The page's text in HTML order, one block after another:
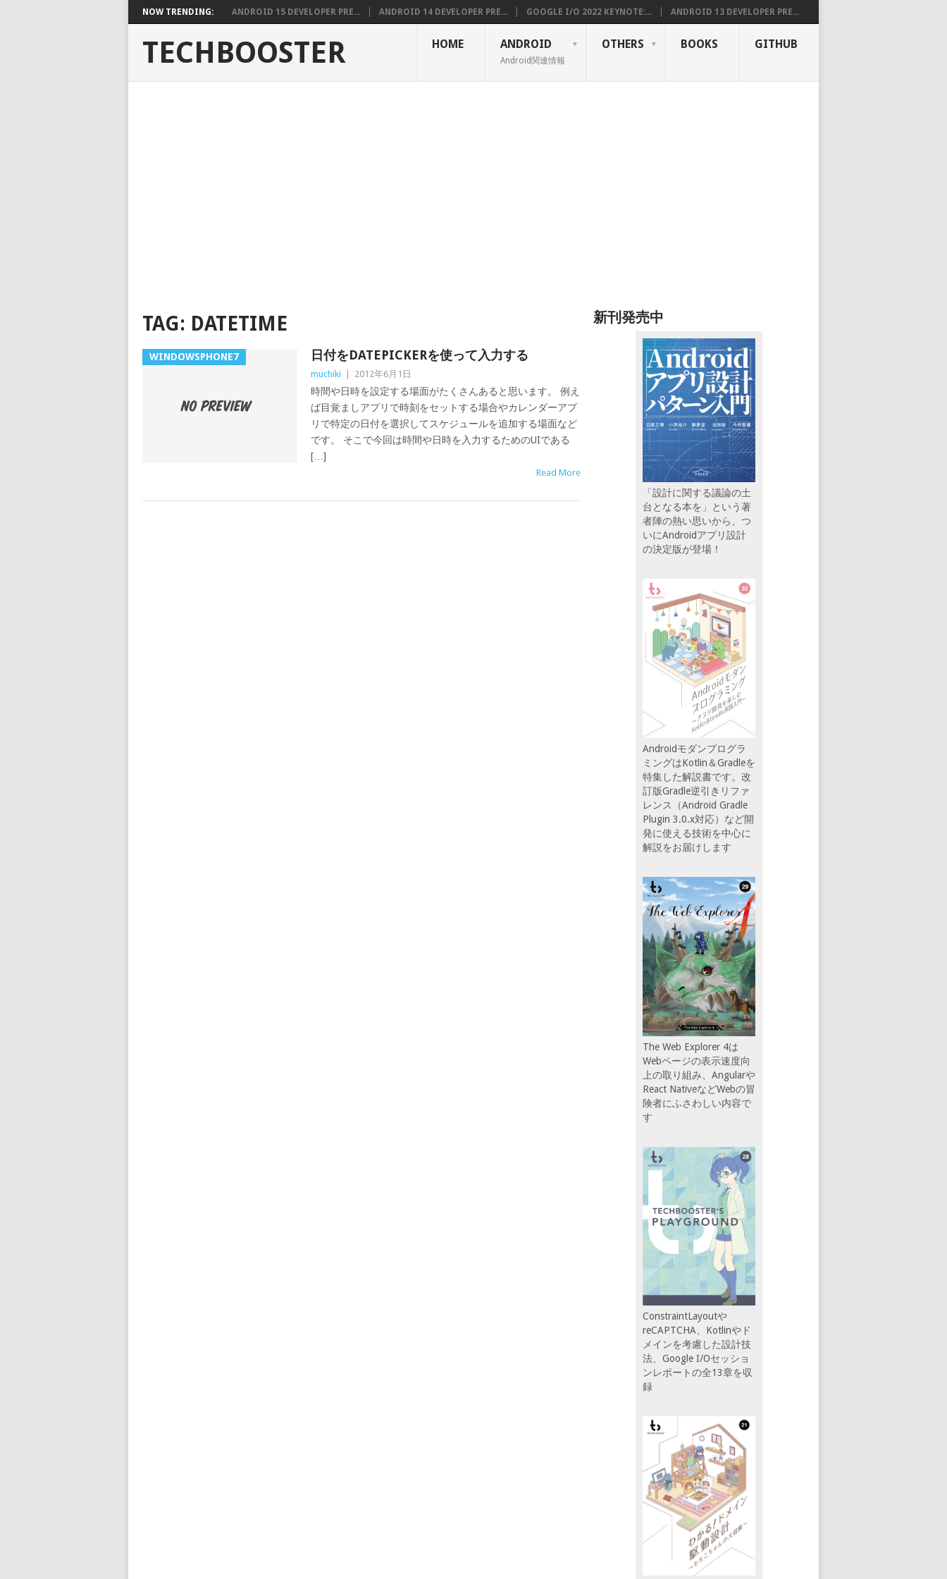
NOW TRENDING: ANDROID 15 DEVELOPER PRE... ANDROID 14 DEVELOPER PRE... GOOGLE I/O 2022 KEYNOTE:... ANDROID 13 DEVELOPER PRE...
TECHBOOSTER HOME ANDROID
Android関連情報
OTHERS BOOKS GITHUB
TAG: DATETIME
WINDOWSPHONE7 日付をDATEPICKERを使って入力する
muchiki 2012年6月1日
時間や日時を設定する場面がたくさんあると思います。 例え
ば目覚ましアプリで時刻をセットする場合やカレンダーアプ
リで特定の日付を選択してスケジュールを追加する場面など
です。 そこで今回は時間や日時を入力するためのUIである
[…]
Read More
新刊発売中
「設計に関する議論の土
台となる本を」という著
者陣の熱い思いから、つ
いにAndroidアプリ設計
の決定版が登場！
Androidモダンプログラ
ミングはKotlin＆Gradleを
特集した解説書です。改
訂版Gradle逆引きリファ
レンス（Android Gradle
Plugin 3.0.x対応）など開
発に使える技術を中心に
解説をお届けします
The Web Explorer 4は
Webページの表示速度向
上の取り組み、Angularや
React NativeなどWebの冒
険者にふさわしい内容で
す
ConstraintLayoutや
reCAPTCHA、Kotlinやド
メインを考慮した設計技
法、Google I/Oセッショ
ンレポートの全13章を収
録